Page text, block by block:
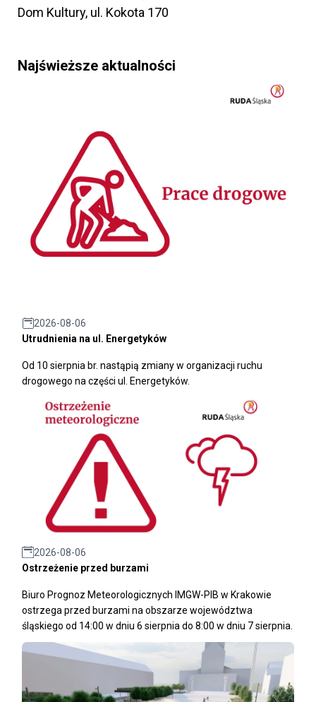
Dom Kultury, ul. Kokota 170
Najświeższe aktualności
2026-08-06
Utrudnienia na ul. Energetyków
Od 10 sierpnia br. nastąpią zmiany w organizacji ruchu
drogowego na części ul. Energetyków.
2026-08-06
Ostrzeżenie przed burzami
Biuro Prognoz Meteorologicznych IMGW-PIB w Krakowie
ostrzega przed burzami na obszarze województwa
śląskiego od 14:00 w dniu 6 sierpnia do 8:00 w dniu 7 sierpnia.